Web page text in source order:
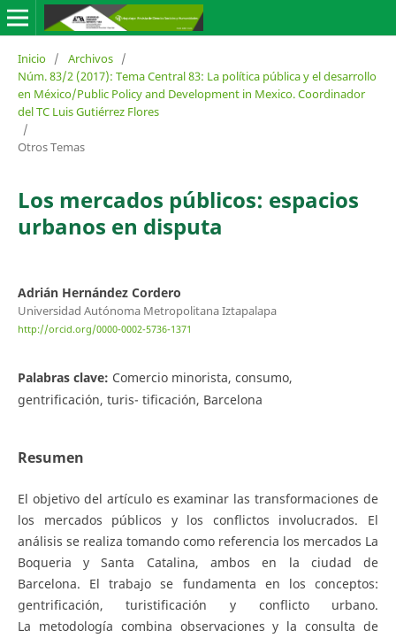
Inicio / Archivos /
Núm. 83/2 (2017): Tema Central 83: La política pública y el desarrollo
en México/Public Policy and Development in Mexico. Coordinador
del TC Luis Gutiérrez Flores
/
Otros Temas
Los mercados públicos: espacios
urbanos en disputa
Adrián Hernández Cordero
Universidad Autónoma Metropolitana Iztapalapa
http://orcid.org/0000-0002-5736-1371
Palabras clave: Comercio minorista, consumo,
gentrificación, turis- tificación, Barcelona
Resumen
El objetivo del artículo es examinar las transformaciones de
los mercados públicos y los conflictos involucrados. El
análisis se realiza tomando como referencia los mercados La
Boqueria y Santa Catalina, ambos en la ciudad de
Barcelona. El trabajo se fundamenta en los conceptos:
gentrificación, turistificación y conflicto urbano.
La metodología combina observaciones y la consulta de